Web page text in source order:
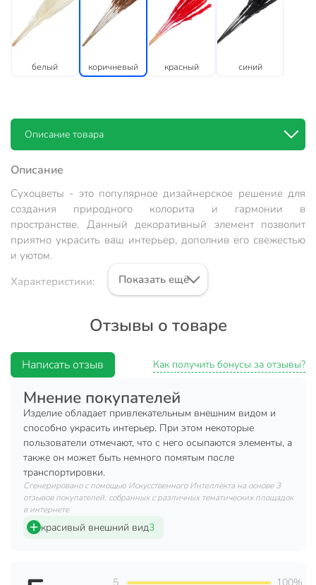
белый коричневый красный синий
Описание товара
Описание
Сухоцветы - это популярное дизайнерское решение для
создания природного колорита и гармонии в
пространстве. Данный декоративный элемент позволит
приятно украсить ваш интерьер, дополнив его свежестью
и уютом.
Характеристики:
Цвет: бежевый.
Материал: сухоцвет.
Преимущества:
Не вызывает аллергических реакций и не содержит
вредных веществ.
Сухоцветы - универсальный декоративный элемент,
который легко вписывается практически в любой
интерьер.
Напоминая о природе, сухоцветы будут
способствовать снижению стресса.
Данный декоративный элемент позволит приятно
Показать ещё
Отзывы о товаре
Написать отзыв Как получить бонусы за отзывы?
Мнение покупателей
Изделие обладает привлекательным внешним видом и
способно украсить интерьер. При этом некоторые
пользователи отмечают, что с него осыпаются элементы, а
также он может быть немного помятым после
транспортировки.
Сгенерировано с помощью Искусственного Интеллекта на основе 3
отзывов покупателей, собранных с различных тематических площадок
в интернете
красивый внешний вид3